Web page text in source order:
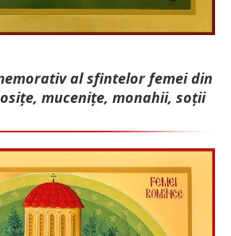
al sfintelor femei din
mu­cenițe, monahii, soții